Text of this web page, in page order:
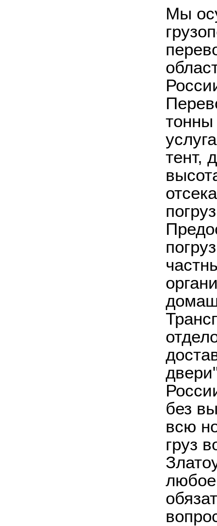
Мы
тент,
без
всю
груз